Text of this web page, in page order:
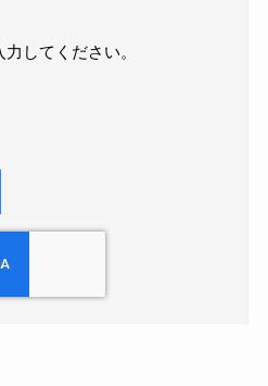
してください。